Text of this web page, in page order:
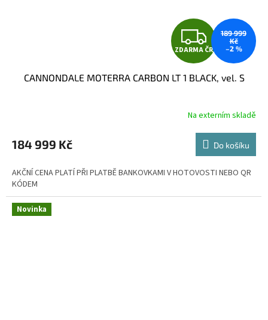
Z
D
A
R
M
A
ZDARMA ČR
189 999
Kč
–2 %
CANNONDALE MOTERRA CARBON LT 1 BLACK, vel. S
Na externím skladě
184 999 Kč Do košíku
AKČNÍ CENA PLATÍ PŘI PLATBĚ BANKOVKAMI V HOTOVOSTI NEBO QR
KÓDEM
Novinka